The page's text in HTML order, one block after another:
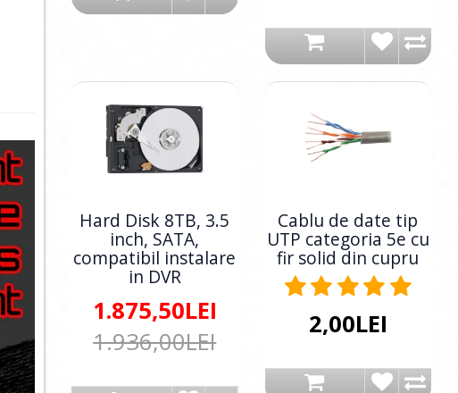
Hard Disk 8TB, 3.5
inch, SATA,
compatibil instalare
in DVR
1.875,50LEI
1.936,00LEI
Cablu de date tip
UTP categoria 5e cu
fir solid din cupru
2,00LEI